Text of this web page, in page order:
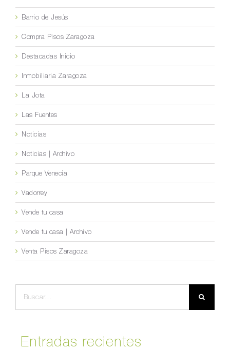
Barrio de Jesús
Compra Pisos Zaragoza
Destacadas Inicio
Inmobiliaria Zaragoza
La Jota
Las Fuentes
Noticias
Noticias | Archivo
Parque Venecia
Vadorrey
Vende tu casa
Vende tu casa | Archivo
Venta Pisos Zaragoza
Entradas recientes